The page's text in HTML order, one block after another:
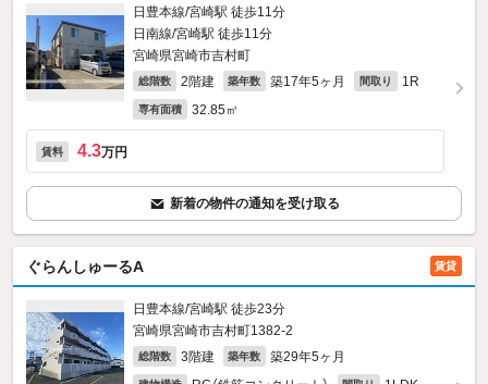
日豊本線/宮崎駅 徒歩11分
日南線/宮崎駅 徒歩11分
宮崎県宮崎市吉村町
総階数 2階建 築年数 築17年5ヶ月 間取り 1R
専有面積 32.85㎡
賃料 4.3万円
新着の物件の通知を受け取る
ぐらんしゅーるA 賃貸
日豊本線/宮崎駅 徒歩23分
宮崎県宮崎市吉村町1382‐2
総階数 3階建 築年数 築29年5ヶ月